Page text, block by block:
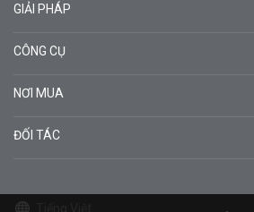
GIẢI PHÁP
CÔNG CỤ
NƠI MUA
ĐỐI TÁC